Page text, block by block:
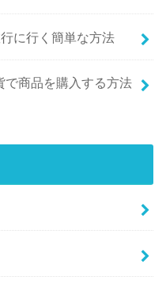
に行く簡単な方法
で商品を購入する方法